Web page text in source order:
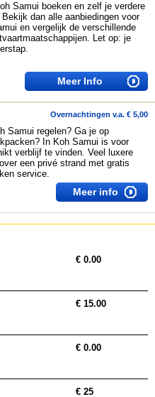
Samui boeken en zelf je verdere
dan alle aanbiedingen voor
en vergelijk de verschillende
Let op: je
Meer Info
Overnachtingen v.a. € 5,00
Samui regelen? Ga je op
In Koh Samui is voor
verblijf te vinden. Veel luxere
een privé strand met gratis
service.
Meer info
€ 0.00
€ 15.00
€ 0.00
€ 25